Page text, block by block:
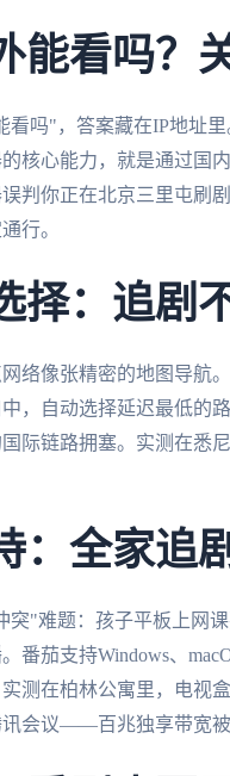
能看吗？
看吗"，答案藏在IP地址
核心能力，就是通过国
判你正在北京三里屯刷
行。
择：追剧
络像张精密的地图导航
，自动选择延迟最低的
际链路拥塞。实测在悉
：全家追
突"难题：孩子平板上网
番茄支持Windows、
测在柏林公寓里，电视
会议——百兆独享带宽被